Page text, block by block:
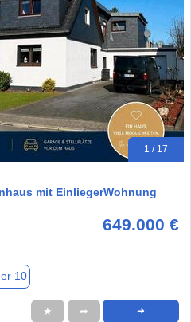
1 / 17
mit EinliegerWohnung
649.000 €
10
★ ➦ ➜